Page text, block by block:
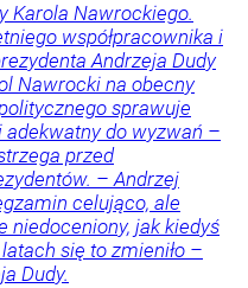
Karola Nawrockiego.
współpracownika i
Andrzeja Dudy
Nawrocki na obecny
sprawuje
adekwatny do wyzwań –
przed
– Andrzej
celująco, ale
niedoceniony, jak kiedyś
się to zmieniło –
Dudy.